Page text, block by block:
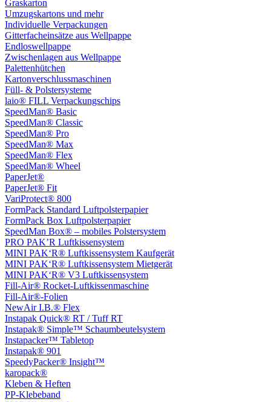
Graskarton
Umzugskartons und mehr
Individuelle Verpackungen
Gitterfacheinsätze aus Wellpappe
Endloswellpappe
Zwischenlagen aus Wellpappe
Palettenhütchen
Kartonverschlussmaschinen
Füll- & Polstersysteme
laio® FILL Verpackungschips
SpeedMan® Basic
SpeedMan® Classic
SpeedMan® Pro
SpeedMan® Max
SpeedMan® Flex
SpeedMan® Wheel
PaperJet®
PaperJet® Fit
VariProtect® 800
FormPack Standard Luftpolsterpapier
FormPack Box Luftpolsterpapier
SpeedMan Box® – mobiles Polstersystem
PRO PAK’R Luftkissensystem
MINI PAK‘R® Luftkissensystem Kaufgerät
MINI PAK‘R® Luftkissensystem Mietgerät
MINI PAK‘R® V3 Luftkissensystem
Fill-Air® Rocket-Luftkissenmaschine
Fill-Air®-Folien
NewAir I.B.® Flex
Instapak Quick® RT / Tuff RT
Instapak® Simple™ Schaumbeutelsystem
Instapacker™ Tabletop
Instapak® 901
SpeedyPacker® Insight™
karopack®
Kleben & Heften
PP-Klebeband